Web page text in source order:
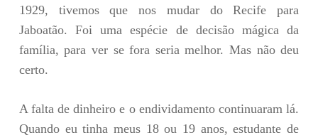
1929, tivemos que nos mudar do Recife para
Jaboatão. Foi uma espécie de decisão mágica da
família, para ver se fora seria melhor. Mas não deu
certo.
A falta de dinheiro e o endividamento continuaram lá.
Quando eu tinha meus 18 ou 19 anos, estudante de